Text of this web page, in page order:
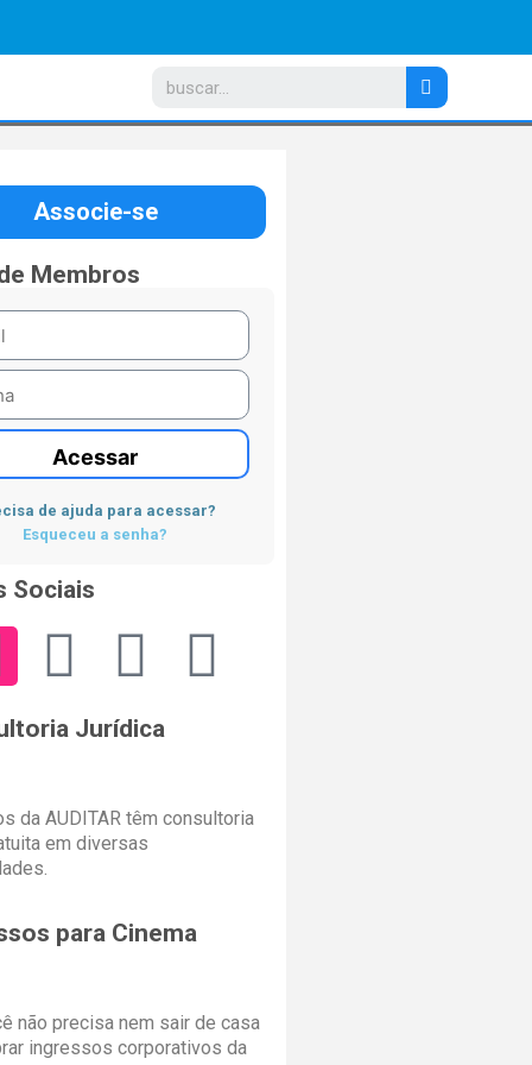
Associe-se
Membros
Acessar
de ajuda para acessar?
Esqueceu a senha?
Sociais
Jurídica
da AUDITAR têm consultoria
em diversas
para Cinema
não precisa nem sair de casa
ingressos corporativos da